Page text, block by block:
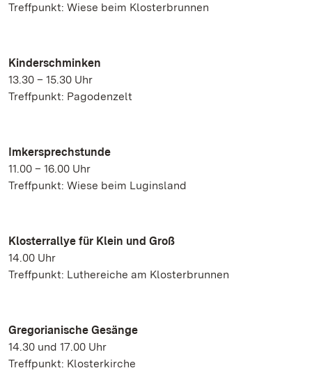
Treffpunkt: Wiese beim Klosterbrunnen
Kinderschminken
13.30 – 15.30 Uhr
Treffpunkt: Pagodenzelt
Imkersprechstunde
11.00 – 16.00 Uhr
Treffpunkt: Wiese beim Luginsland
Klosterrallye für Klein und Groß
14.00 Uhr
Treffpunkt: Luthereiche am Klosterbrunnen
Gregorianische Gesänge
14.30 und 17.00 Uhr
Treffpunkt: Klosterkirche